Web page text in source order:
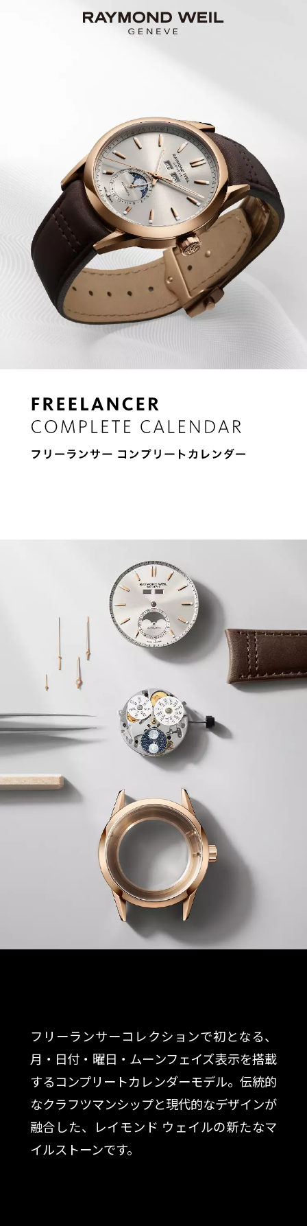
フリーランサーコレクションで初となる、
月・日付・曜日・ムーンフェイズ表示を搭載
するコンプリートカレンダーモデル。伝統的
なクラフツマンシップと現代的なデザインが
融合した、レイモンド ウェイルの新たなマ
イルストーンです。